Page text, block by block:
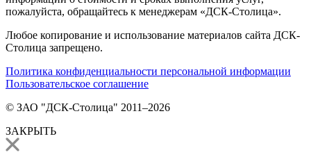
пожалуйста, обращайтесь к менеджерам «ДСК-Столица».
Любое копирование и использование материалов сайта ДСК-
Столица запрещено.
Политика конфиденциальности персональной информации
Пользовательское соглашение
© ЗАО "ДСК-Столица" 2011–2026
ЗАКРЫТЬ